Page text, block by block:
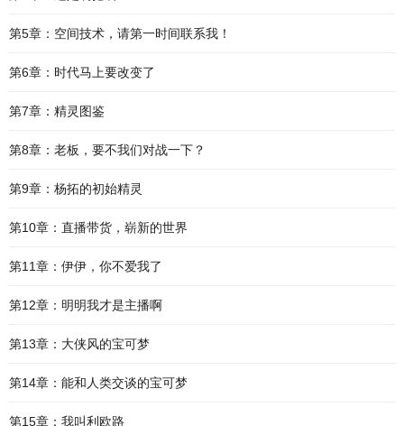
第5章：空间技术，请第一时间联系我！
第6章：时代马上要改变了
第7章：精灵图鉴
第8章：老板，要不我们对战一下？
第9章：杨拓的初始精灵
第10章：直播带货，崭新的世界
第11章：伊伊，你不爱我了
第12章：明明我才是主播啊
第13章：大侠风的宝可梦
第14章：能和人类交谈的宝可梦
第15章：我叫利欧路